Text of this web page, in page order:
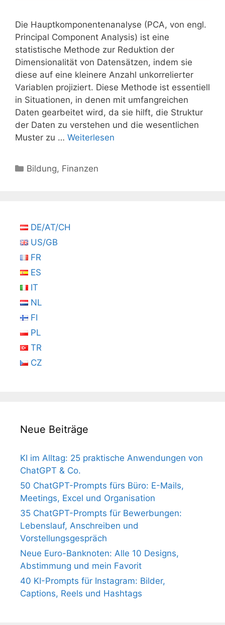
Die Hauptkomponentenanalyse (PCA, von engl.
Principal Component Analysis) ist eine
statistische Methode zur Reduktion der
Dimensionalität von Datensätzen, indem sie
diese auf eine kleinere Anzahl unkorrelierter
Variablen projiziert. Diese Methode ist essentiell
in Situationen, in denen mit umfangreichen
Daten gearbeitet wird, da sie hilft, die Struktur
der Daten zu verstehen und die wesentlichen
Muster zu … Weiterlesen
Kategorien
Bildung, Finanzen
DE/AT/CH
US/GB
FR
ES
IT
NL
FI
PL
TR
CZ
Neue Beiträge
KI im Alltag: 25 praktische Anwendungen von
ChatGPT & Co.
50 ChatGPT-Prompts fürs Büro: E-Mails,
Meetings, Excel und Organisation
35 ChatGPT-Prompts für Bewerbungen:
Lebenslauf, Anschreiben und
Vorstellungsgespräch
Neue Euro-Banknoten: Alle 10 Designs,
Abstimmung und mein Favorit
40 KI-Prompts für Instagram: Bilder,
Captions, Reels und Hashtags